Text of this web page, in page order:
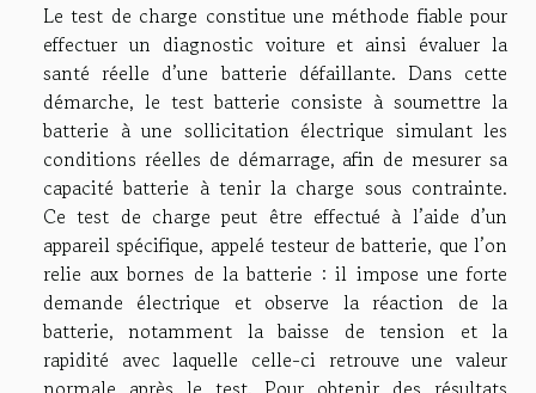
Le test de charge constitue une méthode fiable pour
effectuer un diagnostic voiture et ainsi évaluer la
santé réelle d’une batterie défaillante. Dans cette
démarche, le test batterie consiste à soumettre la
batterie à une sollicitation électrique simulant les
conditions réelles de démarrage, afin de mesurer sa
capacité batterie à tenir la charge sous contrainte.
Ce test de charge peut être effectué à l’aide d’un
appareil spécifique, appelé testeur de batterie, que l’on
relie aux bornes de la batterie : il impose une forte
demande électrique et observe la réaction de la
batterie, notamment la baisse de tension et la
rapidité avec laquelle celle-ci retrouve une valeur